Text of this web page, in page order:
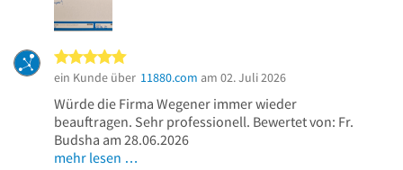
ein Kunde über 11880.com am 02. Juli 2026
Würde die Firma Wegener immer wieder
beauftragen. Sehr professionell. Bewertet von: Fr.
Budsha am 28.06.2026
mehr lesen …